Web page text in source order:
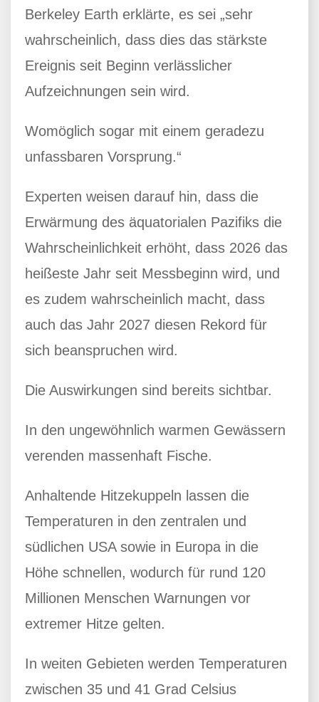
Berkeley Earth erklärte, es sei „sehr
wahrscheinlich, dass dies das stärkste
Ereignis seit Beginn verlässlicher
Aufzeichnungen sein wird.
Womöglich sogar mit einem geradezu
unfassbaren Vorsprung.“
Experten weisen darauf hin, dass die
Erwärmung des äquatorialen Pazifiks die
Wahrscheinlichkeit erhöht, dass 2026 das
heißeste Jahr seit Messbeginn wird, und
es zudem wahrscheinlich macht, dass
auch das Jahr 2027 diesen Rekord für
sich beanspruchen wird.
Die Auswirkungen sind bereits sichtbar.
In den ungewöhnlich warmen Gewässern
verenden massenhaft Fische.
Anhaltende Hitzekuppeln lassen die
Temperaturen in den zentralen und
südlichen USA sowie in Europa in die
Höhe schnellen, wodurch für rund 120
Millionen Menschen Warnungen vor
extremer Hitze gelten.
In weiten Gebieten werden Temperaturen
zwischen 35 und 41 Grad Celsius